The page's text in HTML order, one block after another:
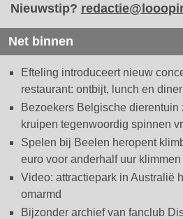
Nieuwstip?
Net binnen
Efteling introduceert nieuw
restaurant: ontbijt, lunch en diner
Bezoekers Belgische
kruipen tegenwoordig spinnen
Spelen bij Beelen heropent
euro voor anderhalf uur klimmen
Video: attractiepark in Australië
omarmd
Bijzonder archief van fanclub